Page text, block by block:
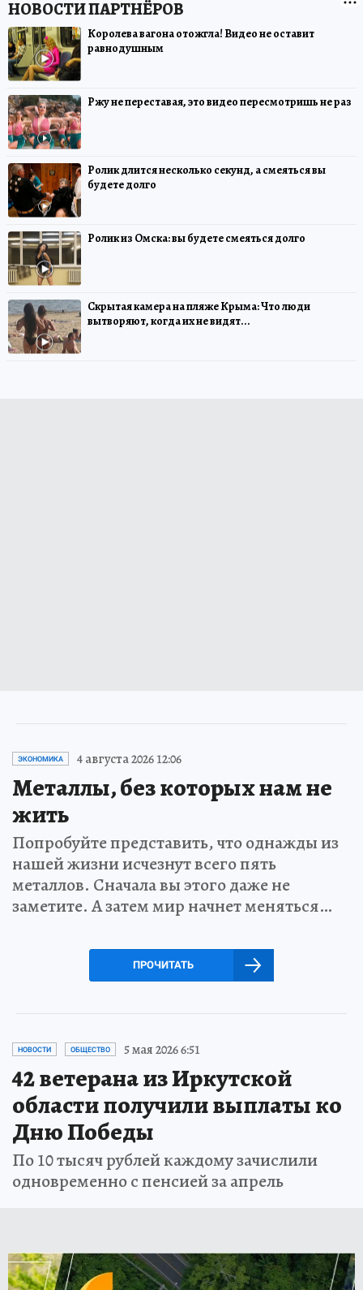
Королева вагона отожгла! Видео не оставит
равнодушным
Ржу не переставая, это видео пересмотришь не раз
Ролик длится несколько секунд, а смеяться вы
будете долго
Ролик из Омска: вы будете смеяться долго
Скрытая камера на пляже Крыма: Что люди
вытворяют, когда их не видят...
ЭКОНОМИКА 4 августа 2026 12:06
Металлы, без которых нам не
жить
Попробуйте представить, что однажды из
нашей жизни исчезнут всего пять
металлов. Сначала вы этого даже не
заметите. А затем мир начнет меняться…
ПРОЧИТАТЬ
НОВОСТИ ОБЩЕСТВО 5 мая 2026 6:51
42 ветерана из Иркутской
области получили выплаты ко
Дню Победы
По 10 тысяч рублей каждому зачислили
одновременно с пенсией за апрель